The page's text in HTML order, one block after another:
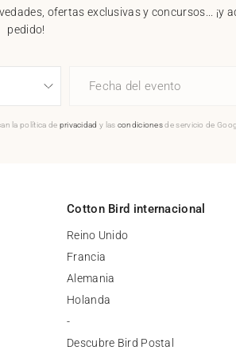
ofertas exclusivas y concursos... ¡y
pedido!
Fecha del evento
la política de privacidad y las condicionesde servicio de
Cotton Bird internacional
Reino Unido
Francia
Alemania
Holanda
-
Descubre Bird Postal